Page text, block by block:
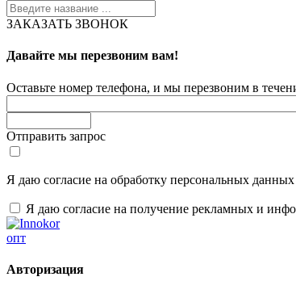
ЗАКАЗАТЬ ЗВОНОК
Давайте мы перезвоним вам!
Оставьте номер телефона, и мы перезвоним в
Отправить запрос
Я даю согласие на обработку персональных
Я даю согласие на получение рекламных и
опт
Авторизация